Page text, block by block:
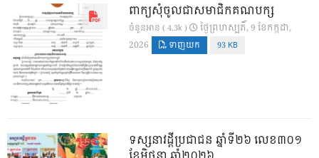
ពាក្យសុំចូលជាសមាជិកគណបក្ស
ចំនួនអាន ( 4.3k )
ថ្ងៃ​ព្រហស្បតិ៍, 9 ខែ​កក្កដា,
2026
ទាញយក 93 KB
ទស្សនាវដ្ដីប្រជាជន ឆ្នាំទី២៦ លេខ៣០១